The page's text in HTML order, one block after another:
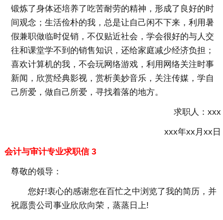
锻炼了身体还培养了吃苦耐劳的精神，形成了良好的时
间观念；生活俭朴的我，总是让自己闲不下来，利用暑
假兼职做临时促销，不仅贴近社会，学会很好的与人交
往和课堂学不到的销售知识，还给家庭减少经济负担；
喜欢计算机的我，不会玩网络游戏，利用网络关注时事
新闻，欣赏经典影视，赏析美妙音乐，关注传媒，学自
己所爱，做自己所爱，寻找着落的地方。
求职人：xxx
xxx年xx月xx日
会计与审计专业求职信 3
尊敬的领导：
您好!衷心的感谢您在百忙之中浏览了我的简历，并
祝愿贵公司事业欣欣向荣，蒸蒸日上!